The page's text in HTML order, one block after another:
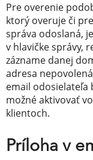
Pre overenie
ktorý overuje či
správa odoslaná,
v hlavičke správy,
zázname danej
adresa
email odosielateľa
možné aktivovať
klientoch.
Príloha v